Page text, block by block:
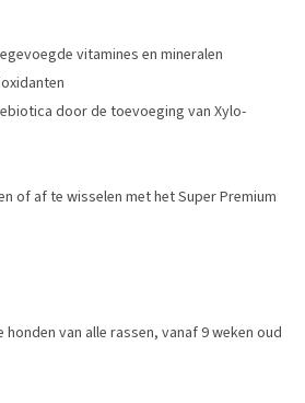
vitamines en mineralen
door de toevoeging van Xylo-
of af te wisselen met het Super Premium
van alle rassen, vanaf 9 weken oud